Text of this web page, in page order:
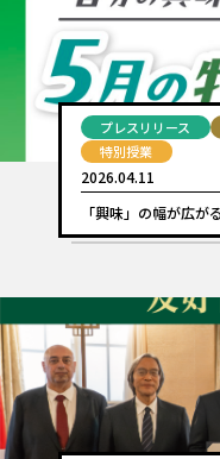
プレスリリース
特別授業
2026.04.11
「興味」の幅が広